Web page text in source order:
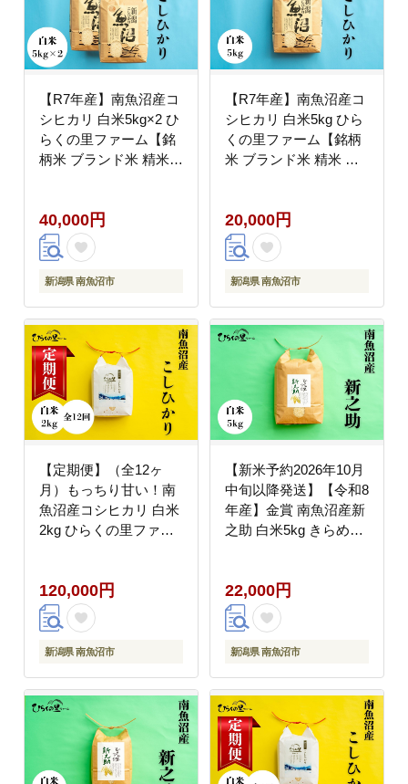
【R7年産】南魚沼産コ
シヒカリ 白米5kg×2 ひ
らくの里ファーム【銘
柄米 ブランド米 精米
お米 米 こめ コメ ご飯
御飯 ごはん】
40,000円
新潟県 南魚沼市
【R7年産】南魚沼産コ
シヒカリ 白米5kg ひら
くの里ファーム【銘柄
米 ブランド米 精米 こ
お米 米 こめ コメ ご飯
御飯 ごはん】
20,000円
新潟県 南魚沼市
【定期便】（全12ヶ
月）もっちり甘い！南
魚沼産コシヒカリ 白米
2kg ひらくの里ファー
コシヒカリ 魚沼産 新潟
米 産地直送 お米 米 こ
め コメ ご飯 御飯 ごは
ん】
120,000円
新潟県 南魚沼市
【新米予約2026年10月
中旬以降発送】【令和8
年産】金賞 南魚沼産新
之助 白米5kg きらめく
米 精米 新之助 魚沼産
新潟米 産地直送 お米
米 こめ コメ ご飯 御飯
ごはん】
22,000円
新潟県 南魚沼市